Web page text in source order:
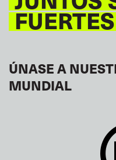
FUERTES
ÚNASE A
MUNDIAL